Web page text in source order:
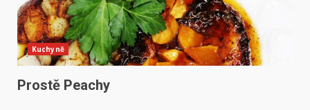
Kuchyně
Prostě Peachy